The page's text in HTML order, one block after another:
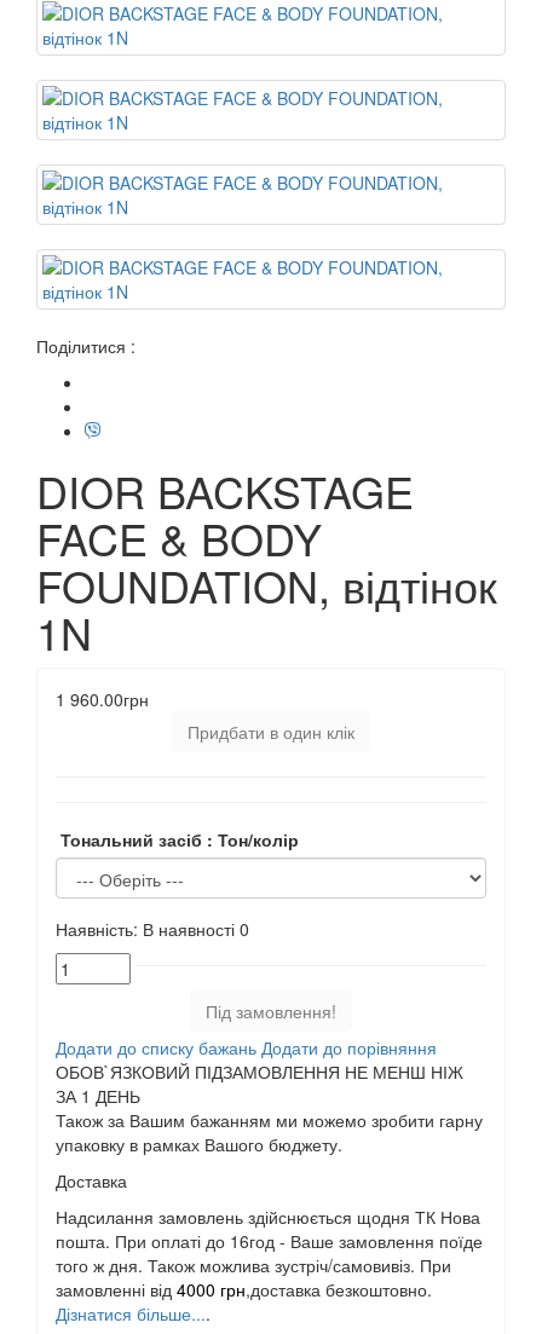
Поділитися :
DIOR BACKSTAGE
FACE & BODY
FOUNDATION, відтінок
1N
1 960.00грн
Придбати в один клік
Тональний засіб : Тон/колір
Наявність: В наявності 0
Під замовлення!
Додати до списку бажань Додати до порівняння
ОБОВ`ЯЗКОВИЙ ПІДЗАМОВЛЕННЯ НЕ МЕНШ НІЖ
ЗА 1 ДЕНЬ
Також за Вашим бажанням ми можемо зробити гарну
упаковку в рамках Вашого бюджету.
Доставка
Надсилання замовлень здійснюється щодня ТК Нова
пошта. При оплаті до 16год - Ваше замовлення поїде
того ж дня. Також можлива зустріч/самовивіз. При
замовленні від 4000 грн,доставка безкоштовно.
Дізнатися більше....